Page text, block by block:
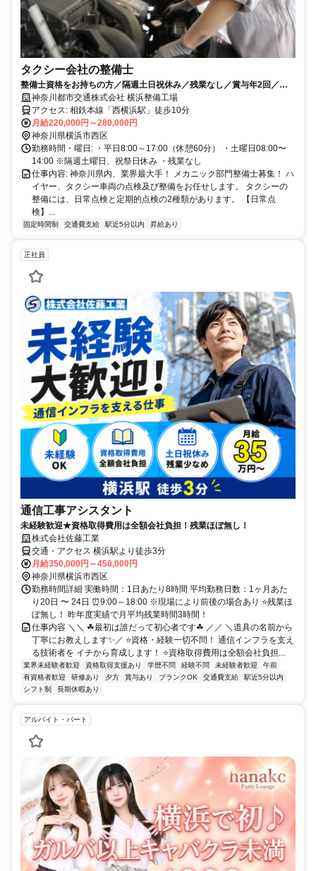
タクシー会社の整備士
整備士資格をお持ちの方／隔週土日祝休み／残業なし／賞与年2回／タ
クシー特有の最新技術に触れられる
神奈川都市交通株式会社 横浜整備工場
アクセス: 相鉄本線「西横浜駅」徒歩10分
月給220,000円～280,000円
神奈川県横浜市西区
勤務時間・曜日: ・平日8:00～17:00（休憩60分） ・土曜日08:00〜
14:00 ※隔週土曜日、祝祭日休み ・残業なし
仕事内容: 神奈川県内、業界最大手！ メカニック部門整備士募集！ ハ
イヤー、タクシー車両の点検及び整備をお任せします。 タクシーの
整備には、日常点検と定期的点検の2種類があります。 【日常点
検】...
固定時間制 交通費支給 駅近5分以内 昇給あり
正社員
通信工事アシスタント
未経験歓迎★資格取得費用は全額会社負担！残業ほぼ無し！
株式会社佐藤工業
交通・アクセス 横浜駅より徒歩3分
月給350,000円～450,000円
神奈川県横浜市西区
勤務時間詳細 実働時間：1日あたり8時間 平均勤務日数：1ヶ月あた
り20日 〜 24日 ⏰9:00～18:00 ※現場により前後の場合あり ⭐残業ほ
ぼ無し！ 昨年度実績で月平均残業時間3時間！
仕事内容 ＼＼ ☘最初は誰だって初心者です☘ ／／ ＼道具の名前から
丁寧にお教えします✨／ ⭐資格・経験一切不問！ 通信インフラを支え
る技術者を イチから育成します！ ⭐資格取得費用は全額会社負担...
業界未経験者歓迎 資格取得支援あり 学歴不問 経験不問 未経験者歓迎
午前
有資格者歓迎
研修あり 夕方 賞与あり ブランクOK 交通費支給
駅近5分以内
シフト制
長期休暇あり
アルバイト・パート